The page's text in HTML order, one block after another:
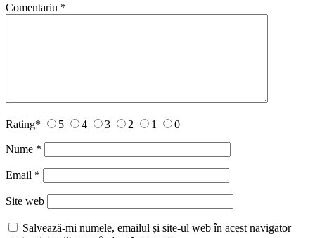
Comentariu *
Rating* 5 4 3 2 1 0
Nume *
Email *
Site web
Salvează-mi numele, emailul și site-ul web în acest navigator